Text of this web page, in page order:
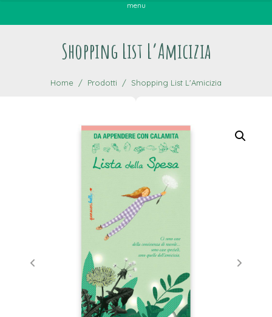
menu
Shopping List L’Amicizia
Home Prodotti Shopping List L'Amicizia